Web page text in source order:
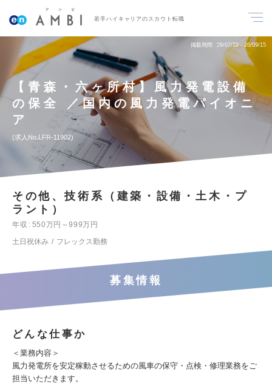
若手ハイキャリアのスカウト転職
掲載期間 26/07/22～26/09/15
【青森・六ヶ所村】風力発電設備
の保全 ／国内の風力発電パイオニ
ア
求人No.LFR-11902
その他、技術系（建築・設備・土木・プ
ラント）
年収
550万円～999万円
土日祝休み
フレックス勤務
募集情報
どんな仕事か
＜業務内容＞
風力発電所を安定稼動させるための風車の保守・点検・修理業務をご
担当いただきます。